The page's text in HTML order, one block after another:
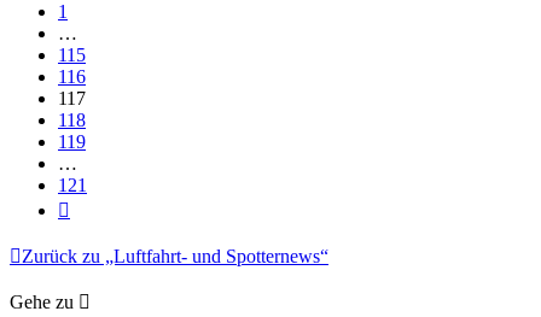
1
…
115
116
117
118
119
…
121
Zurück zu „Luftfahrt- und Spotternews“
Gehe zu